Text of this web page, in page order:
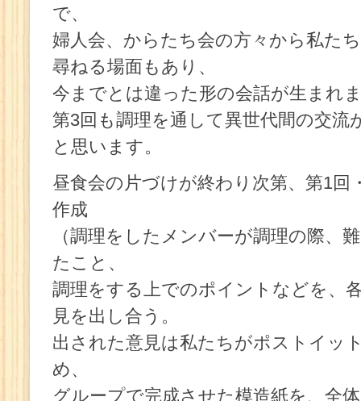
で、
婦人会、からたち会の方々から私た
尋ねる場面もあり、
今までとは違った形の会話が生まれ
第3回も調理を通して異世代間の交
と思います。
昼食会の片づけが終わり次第、第1回
作成
（調理をしたメンバーが調理の際、
たこと、
調理をする上でのポイントなどを、
見を出し合う。
出された意見は私たちがポストイッ
め、
グループで完成させた模造紙を、全